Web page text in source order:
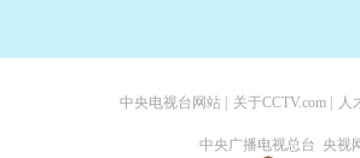
中央电视台网站 关于CCTV.com 人
中央广播电视总台 央视